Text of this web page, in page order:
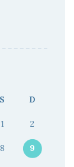
S D
1 2
8 9